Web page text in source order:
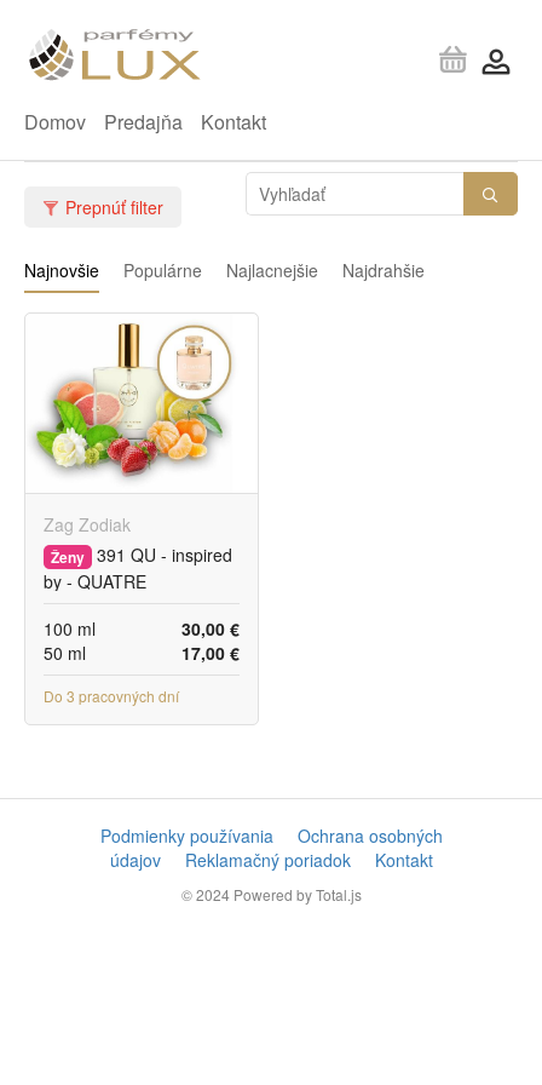
Domov Predajňa Kontakt
Prepnúť filter
Najnovšie Populárne Najlacnejšie Najdrahšie
Zag Zodiak
Ženy 391 QU - inspired
by - QUATRE
30,00 €
100 ml
17,00 €
50 ml
Do 3 pracovných dní
Podmienky používania
Ochrana osobných
údajov
Reklamačný poriadok Kontakt
© 2024 Powered by Total.js